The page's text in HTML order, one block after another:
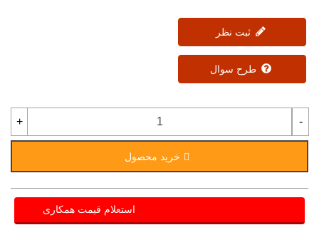
ثبت نظر
طرح سوال
-
+
خرید محصول
استعلام قیمت همکاری